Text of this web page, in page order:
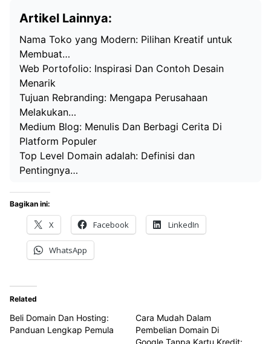
Artikel Lainnya:
Nama Toko yang Modern: Pilihan Kreatif untuk
Membuat…
Web Portofolio: Inspirasi Dan Contoh Desain
Menarik
Tujuan Rebranding: Mengapa Perusahaan
Melakukan…
Medium Blog: Menulis Dan Berbagi Cerita Di
Platform Populer
Top Level Domain adalah: Definisi dan
Pentingnya…
Bagikan ini:
X Facebook LinkedIn
WhatsApp
Related
Beli Domain Dan Hosting:
Panduan Lengkap Pemula
Cara Mudah Dalam
Pembelian Domain Di